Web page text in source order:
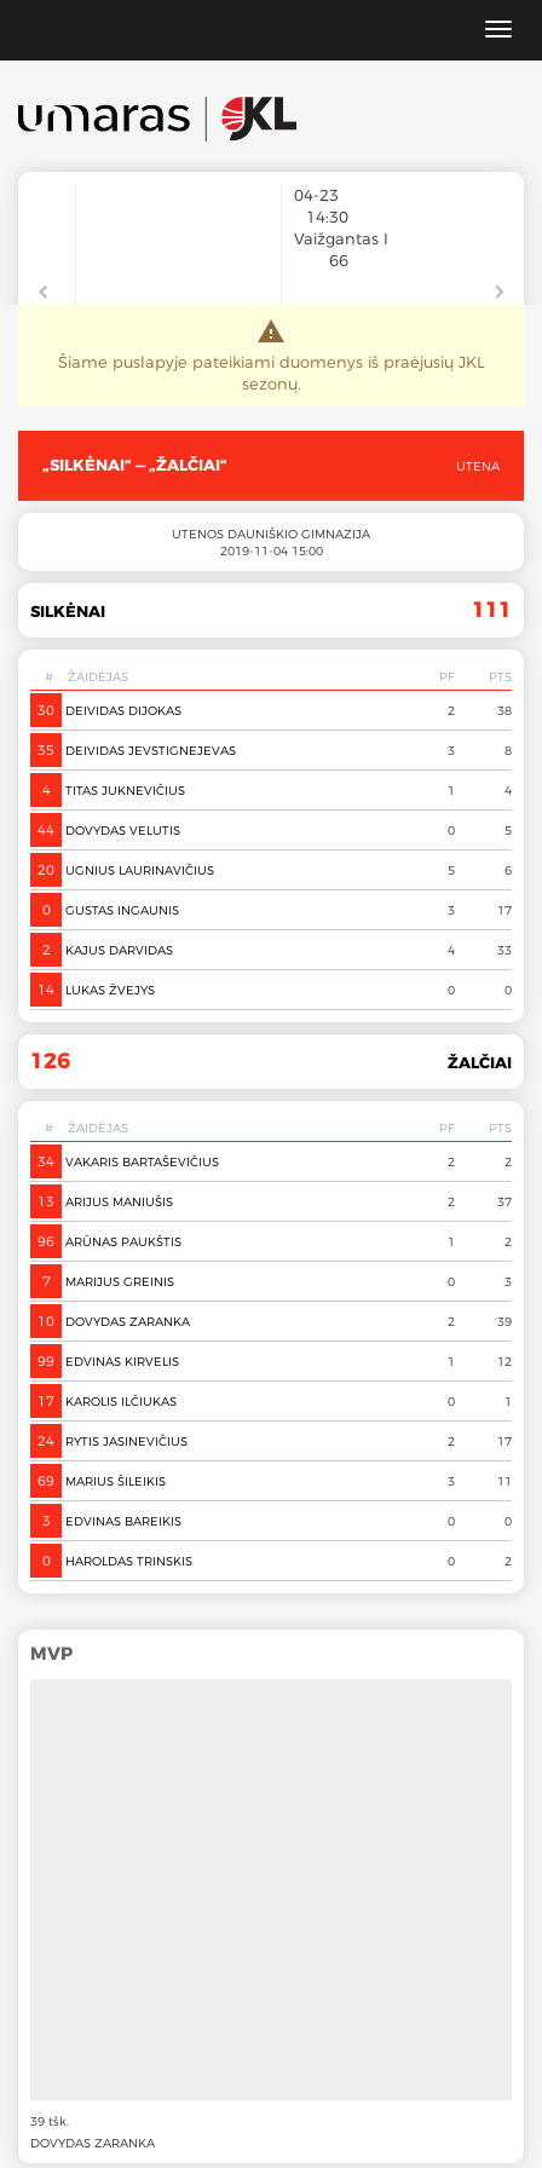
04-23
14:30
Vaižgantas I
66
warning
Šiame puslapyje pateikiami duomenys iš praėjusių JKL
sezonų.
„SILKĖNAI“ — „ŽALČIAI“ UTENA
UTENOS DAUNIŠKIO GIMNAZIJA
2019-11-04 15:00
SILKĖNAI 111
# ŽAIDĖJAS PF PTS
30 DEIVIDAS DIJOKAS 2 38
35 DEIVIDAS JEVSTIGNEJEVAS 3 8
4 TITAS JUKNEVIČIUS 1 4
44 DOVYDAS VELUTIS 0 5
20 UGNIUS LAURINAVIČIUS 5 6
0 GUSTAS INGAUNIS 3 17
2 KAJUS DARVIDAS 4 33
14 LUKAS ŽVEJYS 0 0
126 ŽALČIAI
# ŽAIDĖJAS PF PTS
34 VAKARIS BARTAŠEVIČIUS 2 2
13 ARIJUS MANIUŠIS 2 37
96 ARŪNAS PAUKŠTIS 1 2
7 MARIJUS GREINIS 0 3
10 DOVYDAS ZARANKA 2 39
99 EDVINAS KIRVELIS 1 12
17 KAROLIS ILČIUKAS 0 1
24 RYTIS JASINEVIČIUS 2 17
69 MARIUS ŠILEIKIS 3 11
3 EDVINAS BAREIKIS 0 0
0 HAROLDAS TRINSKIS 0 2
MVP
39 tšk.
DOVYDAS ZARANKA